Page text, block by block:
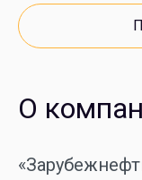
О